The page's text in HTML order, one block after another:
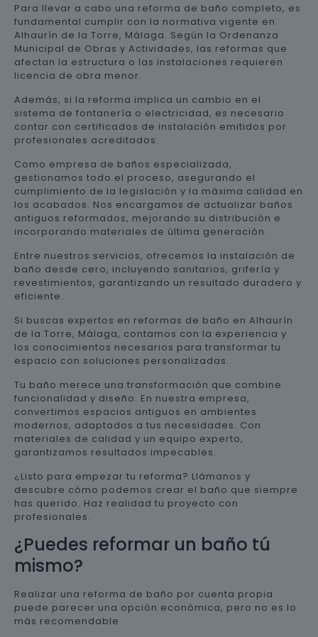
Para llevar a cabo una reforma de baño completo, es
fundamental cumplir con la normativa vigente en
Alhaurín de la Torre, Málaga. Según la Ordenanza
Municipal de Obras y Actividades, las reformas que
afectan la estructura o las instalaciones requieren
licencia de obra menor.
Además, si la reforma implica un cambio en el
sistema de fontanería o electricidad, es necesario
contar con certificados de instalación emitidos por
profesionales acreditados.
Como empresa de baños especializada,
gestionamos todo el proceso, asegurando el
cumplimiento de la legislación y la máxima calidad en
los acabados. Nos encargamos de actualizar baños
antiguos reformados, mejorando su distribución e
incorporando materiales de última generación.
Entre nuestros servicios, ofrecemos la instalación de
baño desde cero, incluyendo sanitarios, grifería y
revestimientos, garantizando un resultado duradero y
eficiente.
Si buscas expertos en reformas de baño en Alhaurín
de la Torre, Málaga, contamos con la experiencia y
los conocimientos necesarios para transformar tu
espacio con soluciones personalizadas.
Tu baño merece una transformación que combine
funcionalidad y diseño. En nuestra empresa,
convertimos espacios antiguos en ambientes
modernos, adaptados a tus necesidades. Con
materiales de calidad y un equipo experto,
garantizamos resultados impecables.
¿Listo para empezar tu reforma? Llámanos y
descubre cómo podemos crear el baño que siempre
has querido. Haz realidad tu proyecto con
profesionales.
¿Puedes reformar un baño tú
mismo?
Realizar una reforma de baño por cuenta propia
puede parecer una opción económica, pero no es lo
más recomendable.